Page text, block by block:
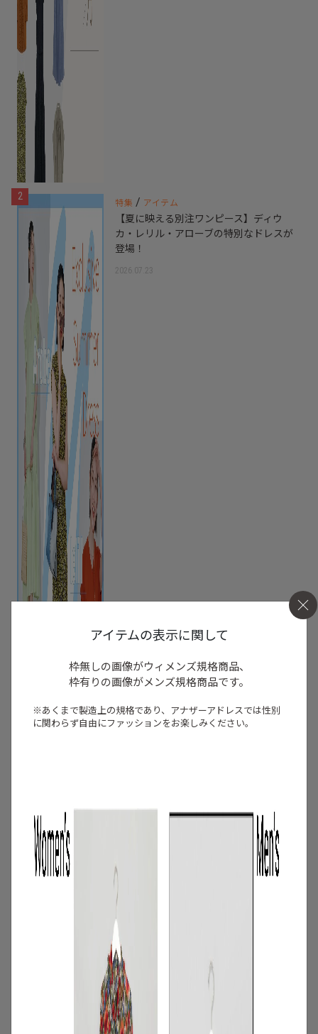
2 特集 / アイテム
【夏に映える別注ワンピース】ディウ
カ・レリル・アローブの特別なドレスが
登場！
2026.07.23
コーディネート アイテム
【甘シャツ・ブラウス100選】大人可愛い
夏コーデにおすすめ！映えトップスを厳
選
アイテムの表示に関して
枠無しの画像がウィメンズ規格商品、
枠有りの画像がメンズ規格商品です。
※あくまで製造上の規格であり、アナザーアドレスでは性別
に関わらず自由にファッションをお楽しみください。